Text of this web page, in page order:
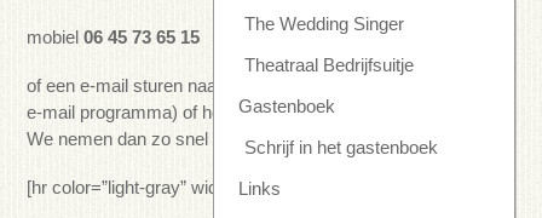
The Wedding Singer
Theatraal Bedrijfsuitje
Gastenboek
Schrijf in het gastenboek
Links
mobiel06 45 73 65 15
of een e-mail sturen naar:
e-mail programma) of het contactformulier hieronder invullen.
We nemen dan zo snel mogelijk contact met je op.
[hr color=”light-gray” width=”100%” border_width=”1px” ]